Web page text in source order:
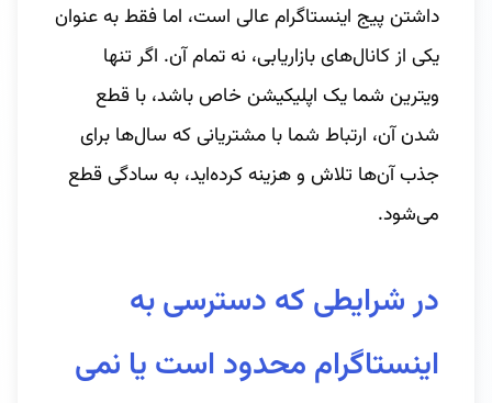
داشتن پیج اینستاگرام عالی است، اما فقط به عنوان
یکی از کانال‌های بازاریابی، نه تمام آن. اگر تنها
ویترین شما یک اپلیکیشن خاص باشد، با قطع
شدن آن، ارتباط شما با مشتریانی که سال‌ها برای
جذب آن‌ها تلاش و هزینه کرده‌اید، به سادگی قطع
می‌شود.
در شرایطی که دسترسی به
اینستاگرام محدود است یا نمی